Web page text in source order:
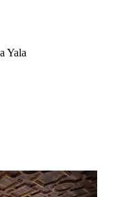
Yala